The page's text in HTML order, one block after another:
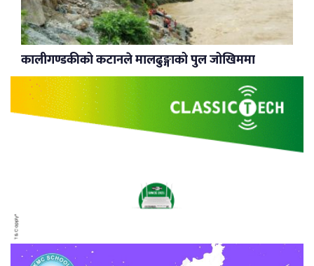
कालीगण्डकीको कटानले मालढुङ्गाको पुल जोखिममा